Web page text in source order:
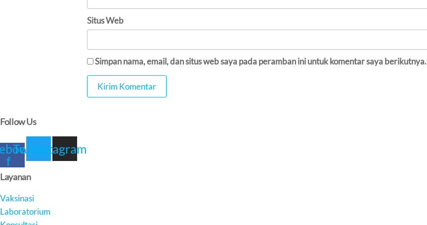
Situs Web
Simpan nama, email, dan situs web saya pada peramban ini untuk komentar saya berikutnya.
Follow Us
f
TwitterInstagram
Layanan
Vaksinasi
Laboratorium